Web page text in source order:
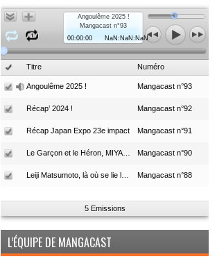
Angoulême 2025 !
Mangacast n°93
00:00:00
NaN:NaN:NaN
Titre Numéro
Angoulême 2025 ! Mangacast n°93
Récap’ 2024 ! Mangacast n°92
Récap Japan Expo 23e impact Mangacast n°91
Mangacast n°90
Mangacast n°88
5 Emissions
L’ÉQUIPE DE MANGACAST